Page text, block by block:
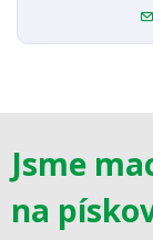
Jsme
na